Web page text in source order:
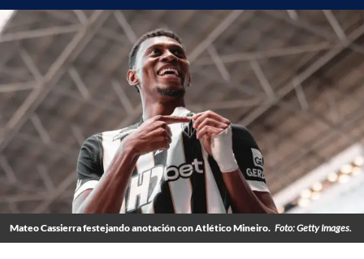
Mateo Cassierra festejando anotación con Atlético Mineiro. Foto: Getty Images.